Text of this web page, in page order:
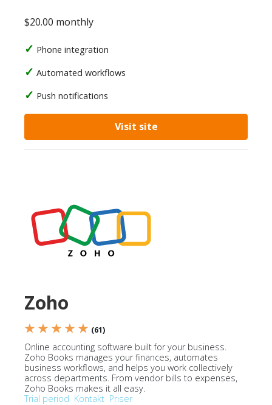
$20.00 monthly
Phone integration
Automated workflows
Push notifications
Visit site
Zoho
★ ★ ★ ★ ★ (61)
Online accounting software built for your business.
Zoho Books manages your finances, automates
business workflows, and helps you work collectively
across departments. From vendor bills to expenses,
Zoho Books makes it all easy.
Trial period Kontakt Priser